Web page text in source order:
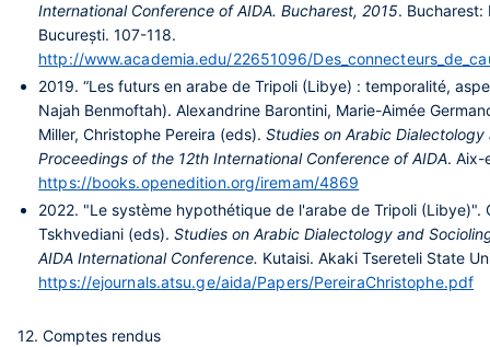
International Conference of AIDA. Bucharest, 2015. Bucharest:
București. 107-118.
http://www.academia.edu/22651096/
2019. “Les futurs en arabe de Tripoli (Libye) : temporalité,
Najah Benmoftah). Alexandrine Barontini, Marie-Aimée
Miller, Christophe Pereira (eds).Studies on Arabic
Proceedings of the 12th International Conference of AIDA. Aix-
https://books.openedition.org/iremam/4869
2022. "Le système hypothétique de l'arabe de Tripoli (Libye)".
Tskhvediani (eds).Studies on Arabic Dialectology and
AIDA International Conference. Kutaisi. Akaki Tsereteli State
https://ejournals.atsu.ge/aida/Papers/PereiraChristophe.pdf
12. Comptes rendus